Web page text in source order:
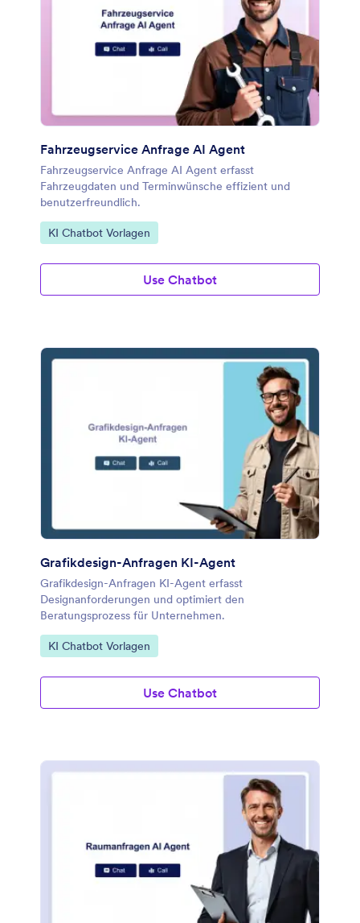
Fahrzeugservice Anfrage AI Agent
Fahrzeugservice Anfrage AI Agent erfasst
Fahrzeugdaten und Terminwünsche effizient und
benutzerfreundlich.
Zur Kategorie:
KI Chatbot Vorlagen
Use Chatbot
Grafikdesign-Anfragen KI-Agent
Grafikdesign-Anfragen KI-Agent erfasst
Designanforderungen und optimiert den
Beratungsprozess für Unternehmen.
Zur Kategorie:
KI Chatbot Vorlagen
Use Chatbot